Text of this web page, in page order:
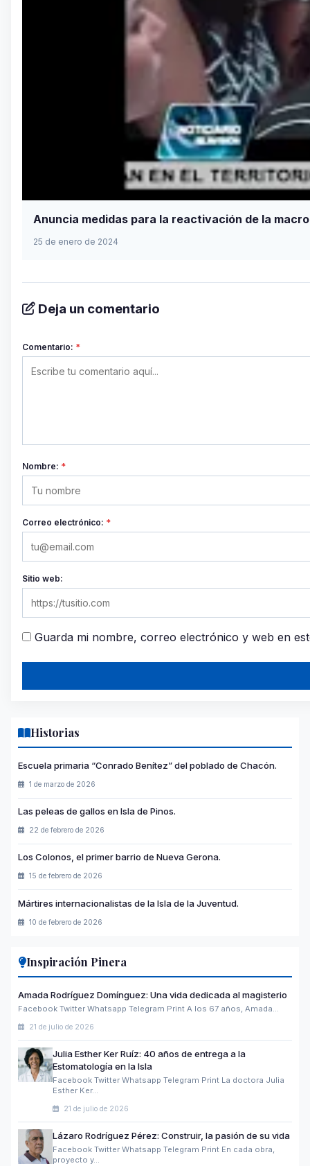
Anuncia medidas para la reactivación de la
25 de enero de 2024
Deja un comentario
Comentario: *
Nombre: *
Correo electrónico: *
Sitio web:
Guarda mi nombre, correo electrónico y web en
Historias
Escuela primaria “Conrado Benítez” del poblado de Chacón.
1 de marzo de 2026
Las peleas de gallos en Isla de Pinos.
22 de febrero de 2026
Los Colonos, el primer barrio de Nueva Gerona.
15 de febrero de 2026
Mártires internacionalistas de la Isla de la Juventud.
10 de febrero de 2026
Inspiración Pinera
Amada Rodríguez Domínguez: Una vida dedicada al magisterio
Facebook Twitter Whatsapp Telegram Print A los 67 años, Amada…
21 de julio de 2026
Julia Esther Ker Ruíz: 40 años de entrega a la
Estomatología en la Isla
Facebook Twitter Whatsapp Telegram Print La doctora Julia
Esther Ker…
21 de julio de 2026
Lázaro Rodríguez Pérez: Construir, la pasión de su vida
Facebook Twitter Whatsapp Telegram Print En cada obra,
proyecto y…